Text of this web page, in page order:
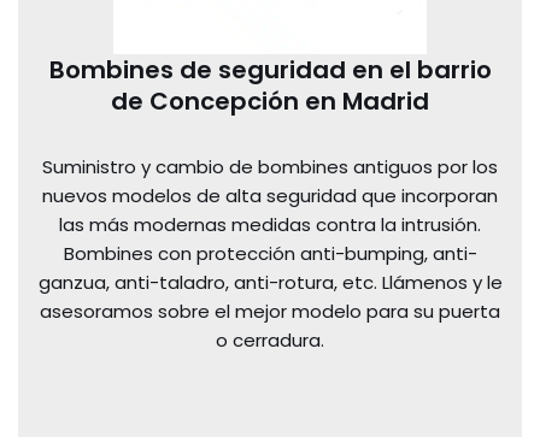
Bombines de seguridad en el barrio
de Concepción en Madrid
Suministro y cambio de bombines antiguos por los
nuevos modelos de alta seguridad que incorporan
las más modernas medidas contra la intrusión.
Bombines con protección anti-bumping, anti-
ganzua, anti-taladro, anti-rotura, etc. Llámenos y le
asesoramos sobre el mejor modelo para su puerta
o cerradura.